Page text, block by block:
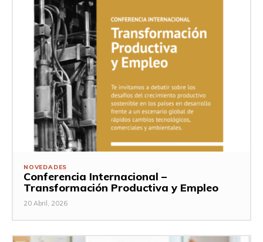
NOVEDADES
Conferencia Internacional –
Transformación Productiva y Empleo
20 Abril, 2026